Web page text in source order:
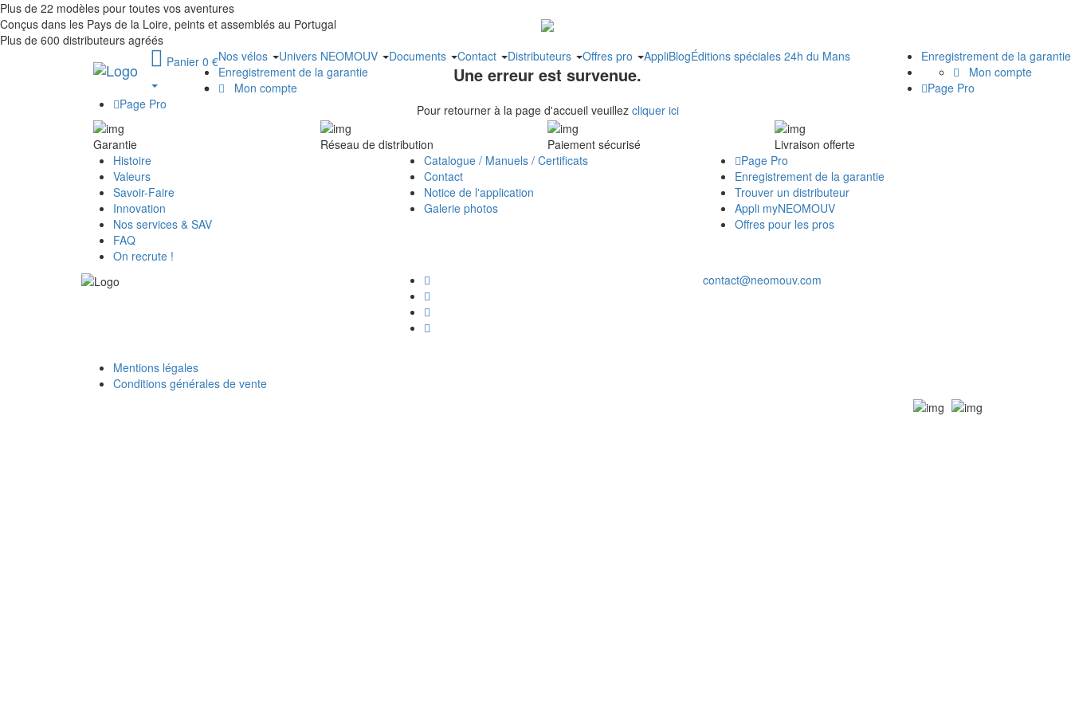
Plus de 22 modèles pour toutes vos aventures
Conçus dans les Pays de la Loire, peints et assemblés au Portugal
Plus de 600 distributeurs agréés
Enregistrement de la garantie
Mon compte
Page Pro
Panier 0 €Nos vélos Univers NEOMOUV Documents Contact Distributeurs Offres pro AppliBlogÉditions spéciales 24h du Mans
Enregistrement de la garantie
Mon compte
Page Pro
Une erreur est survenue.
Pour retourner à la page d'accueil veuillez cliquer ici
Garantie Réseau de distribution Paiement sécurisé
Livraison offerte
Histoire
Valeurs
Savoir-Faire
Innovation
Nos services & SAV
FAQ
On recrute !
Catalogue / Manuels / Certificats
Contact
Notice de l'application
Galerie photos
Page Pro
Enregistrement de la garantie
Trouver un distributeur
Appli myNEOMOUV
Offres pour les pros
contact@neomouv.com
Mentions légales
Conditions générales de vente